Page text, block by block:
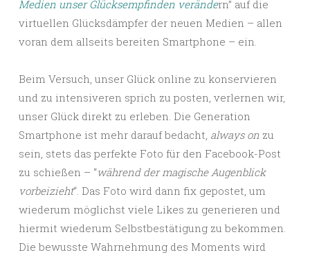
Medien unser Glücksempfinden verändern” auf die
virtuellen Glücksdämpfer der neuen Medien – allen
voran dem allseits bereiten Smartphone – ein.
Beim Versuch, unser Glück online zu konservieren
und zu intensiveren sprich zu posten, verlernen wir,
unser Glück direkt zu erleben. Die Generation
Smartphone ist mehr darauf bedacht, always on zu
sein, stets das perfekte Foto für den Facebook-Post
zu schießen – “während der magische Augenblick
vorbeizieht“. Das Foto wird dann fix gepostet, um
wiederum möglichst viele Likes zu generieren und
hiermit wiederum Selbstbestätigung zu bekommen.
Die bewusste Wahrnehmung des Moments wird